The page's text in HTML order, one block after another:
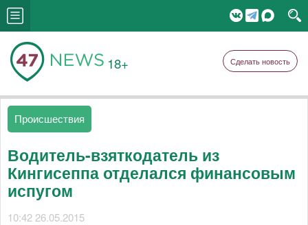
18+ Сделать новость
Происшествия
Водитель-взяткодатель из
Кингисеппа отделался финансовым
испугом
10:42 26.05.2015